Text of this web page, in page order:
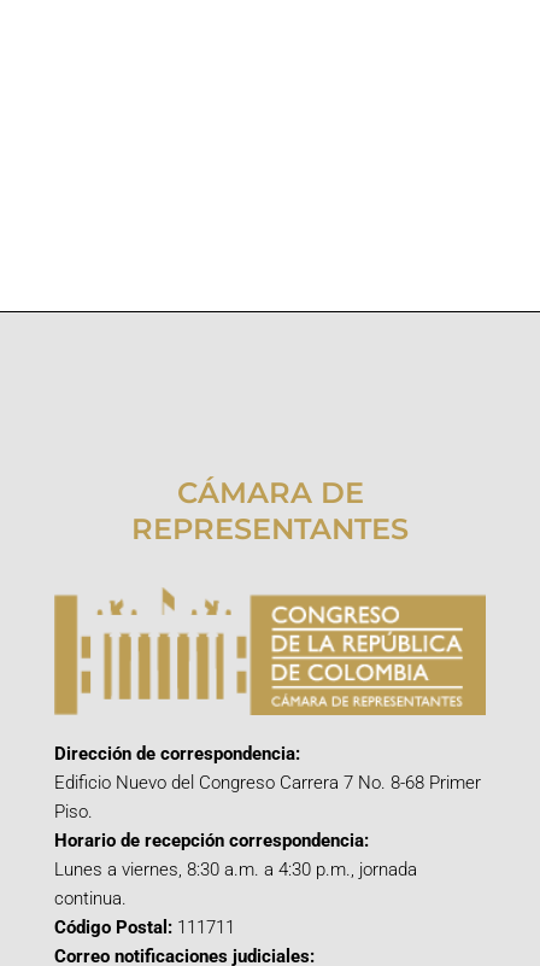
CÁMARA DE
REPRESENTANTES
Dirección de correspondencia:
Edificio Nuevo del Congreso Carrera 7 No. 8-68 Primer
Piso.
Horario de recepción correspondencia:
Lunes a viernes, 8:30 a.m. a 4:30 p.m., jornada
continua.
Código Postal: 111711
Correo notificaciones judiciales: